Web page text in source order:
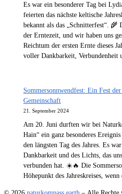
Es war ein besonderer Tag bei
feierten das nächste keltische
bekannt als das „Schnitterfest“. 🌾
der Erntezeit, und wir haben uns
Reichtum der ersten Ernte dieses
voller Dankbarkeit,
Sommersonnwendfest: Ein Fest
Gemeinschaft
21. September 2024
Am 20. Juni durften wir bei
Hain“ ein ganz besonderes
den längsten Tag des Jahres. Es
Dankbarkeit und des Lichts, das
verbunden hat. ☀️🔥 Die
Höhepunkt des Jahreskreises,
© 2026 naturkompass.earth – Alle Rechte